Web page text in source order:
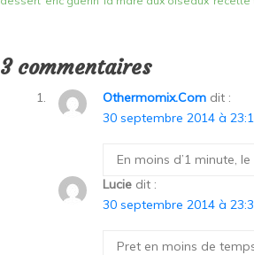
3 commentaires
Othermomix.com dit :
30 septembre 2014 à
En moins d’1 minute,
Lucie dit :
30 septembre 2014 à
Pret en moins de